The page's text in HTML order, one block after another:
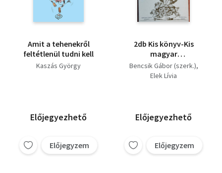
Amit a tehenekről
feltétlenül tudni kell
Kaszás György
Előjegyezhető
Előjegyzem
2db Kis könyv-Kis
magyar
paprikakönyv+Kis
könyv a magyar
Bencsik Gábor (szerk.)
Elek Lívia
Előjegyezhető
Előjegyzem